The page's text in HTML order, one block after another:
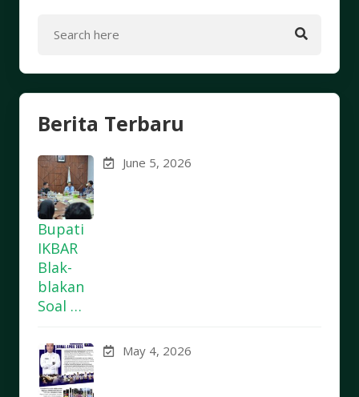
Berita Terbaru
Bupati
IKBAR
Blak-
blakan
Soal …
June 5, 2026
May 4, 2026